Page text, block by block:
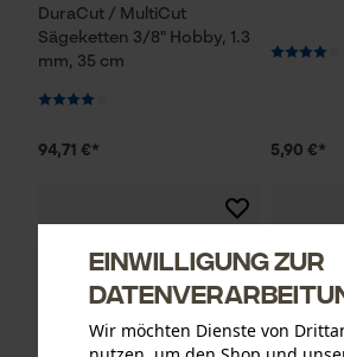
DuraCut / MultiCut
Sägeketten 3/8" Hobby, 1.3
mm, 35 cm
94,71 €* 5,90 €*
Einwilligung zur
Wir möchten Dienste von